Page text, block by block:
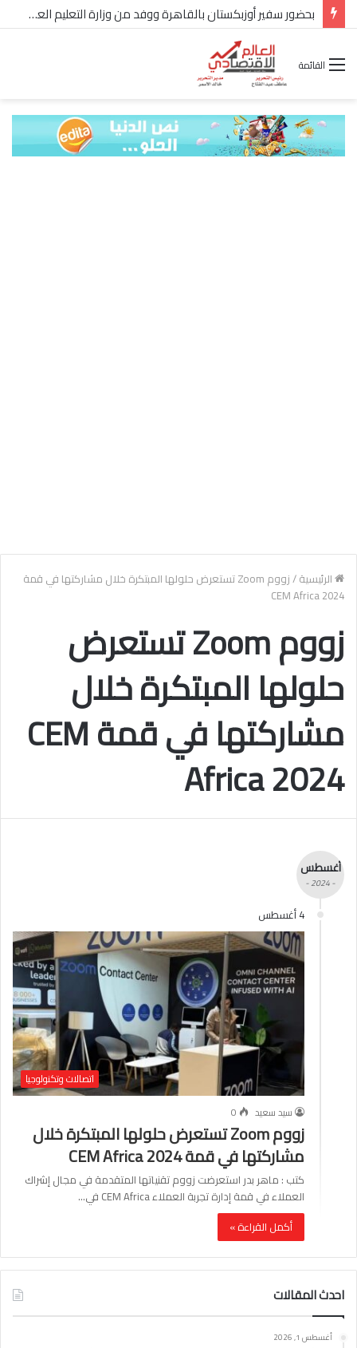
بحضور سفير أوزبكستان بالقاهرة ووفد من وزارة التعليم العالي الأوزبكية.. NEN “الشبكة الأهلية للتعليم” تستضيف 10 جامعات أوزبكية في معرض EDUGATE 2026
القائمة
الرئيسية/
زووم Zoom تستعرض حلولها المبتكرة خلال مشاركتها في قمة
CEM Africa 2024
زووم Zoom تستعرض
حلولها المبتكرة خلال
مشاركتها في قمة CEM
Africa 2024
أغسطس
- 2024 -
4 أغسطس
اتصالات وتكنولوجيا
سيد سعيد
0
زووم Zoom تستعرض حلولها المبتكرة خلال
مشاركتها في قمة CEM Africa 2024
كتب : ماهر بدر استعرضت زووم تقنياتها المتقدمة في مجال إشراك
العملاء في قمة إدارة تجربة العملاء CEM Africa في…
أكمل القراءة »
احدث المقالات
أغسطس 1, 2026